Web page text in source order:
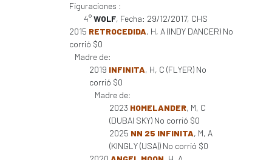
Figuraciones :
4°WOLF, Fecha: 29/12/2017, CHS
2015 RETROCEDIDA, H, A (INDY DANCER) No
corrió $0
Madre de:
2019 INFINITA, H, C (FLYER) No
corrió $0
Madre de:
2023 HOMELANDER, M, C
(DUBAI SKY) No corrió $0
2025 NN 25 INFINITA, M, A
(KINGLY (USA)) No corrió $0